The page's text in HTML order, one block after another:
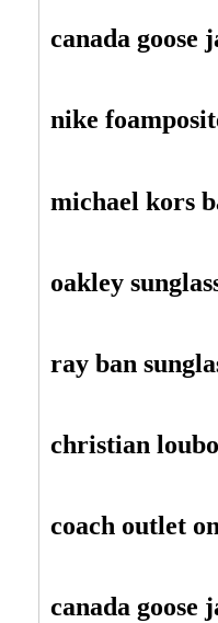
canada goose
nike
michael kors
oakley
ray ban
christian
coach outlet
canada goose